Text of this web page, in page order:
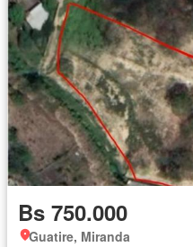
Bs 750.000
Guatire, Miranda